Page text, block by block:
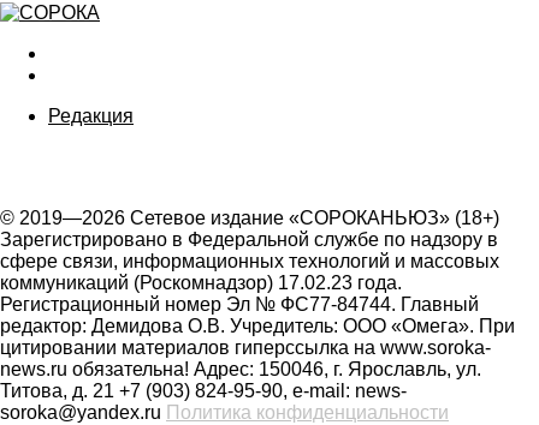
Редакция
© 2019—2026 Сетевое издание «СОРОКАНЬЮЗ» (18+)
Зарегистрировано в Федеральной службе по надзору в
сфере связи, информационных технологий и массовых
коммуникаций (Роскомнадзор) 17.02.23 года.
Регистрационный номер Эл № ФС77-84744. Главный
редактор: Демидова О.В. Учредитель: ООО «Омега». При
цитировании материалов гиперссылка на www.soroka-
news.ru обязательна! Адрес: 150046, г. Ярославль, ул.
Титова, д. 21 +7 (903) 824-95-90, e-mail: news-
soroka@yandex.ru Политика конфиденциальности